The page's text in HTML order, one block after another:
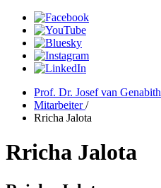
Prof. Dr. Josef van Genabith
Mitarbeiter/
Rricha Jalota
Rricha Jalota